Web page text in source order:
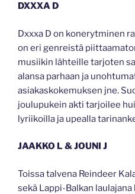
DXXXA D
Dxxxa D on konerytminen
on eri genreistä
musiikin lähteille tarjoten
alansa parhaan ja
asiakaskokemuksen jne.
joulupukein akti tarjoilee
lyriikoilla ja upealla
JAAKKO L & JOUNI J
Toissa talvena Reindeer
sekä Lappi-Balkan